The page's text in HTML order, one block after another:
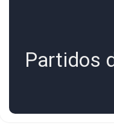
Partidos